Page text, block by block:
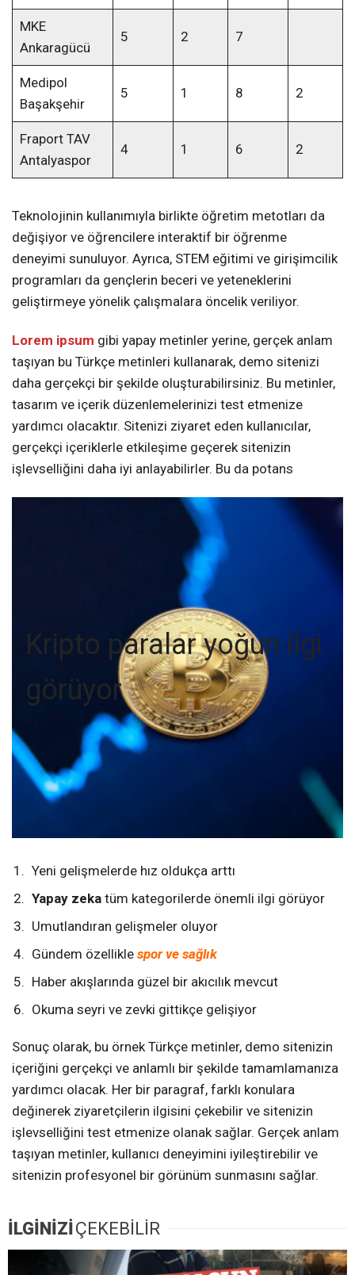
MKE
Ankaragücü
5 2 7
Medipol
Başakşehir
5 1 8 2
Fraport TAV
Antalyaspor
4 1 6 2
Teknolojinin kullanımıyla birlikte öğretim metotları da
değişiyor ve öğrencilere interaktif bir öğrenme
deneyimi sunuluyor. Ayrıca, STEM eğitimi ve girişimcilik
programları da gençlerin beceri ve yeteneklerini
geliştirmeye yönelik çalışmalara öncelik veriliyor.
Lorem ipsum gibi yapay metinler yerine, gerçek anlam
taşıyan bu Türkçe metinleri kullanarak, demo sitenizi
daha gerçekçi bir şekilde oluşturabilirsiniz. Bu metinler,
tasarım ve içerik düzenlemelerinizi test etmenize
yardımcı olacaktır. Sitenizi ziyaret eden kullanıcılar,
gerçekçi içeriklerle etkileşime geçerek sitenizin
işlevselliğini daha iyi anlayabilirler. Bu da potans
Kripto paralar yoğun ilgi
görüyor
Yeni gelişmelerde hız oldukça arttı
Yapay zeka tüm kategorilerde önemli ilgi görüyor
Umutlandıran gelişmeler oluyor
Gündem özellikle spor ve sağlık
Haber akışlarında güzel bir akıcılık mevcut
Okuma seyri ve zevki gittikçe gelişiyor
Sonuç olarak, bu örnek Türkçe metinler, demo sitenizin
içeriğini gerçekçi ve anlamlı bir şekilde tamamlamanıza
yardımcı olacak. Her bir paragraf, farklı konulara
değinerek ziyaretçilerin ilgisini çekebilir ve sitenizin
işlevselliğini test etmenize olanak sağlar. Gerçek anlam
taşıyan metinler, kullanıcı deneyimini iyileştirebilir ve
sitenizin profesyonel bir görünüm sunmasını sağlar.
İLGİNİZİ ÇEKEBİLİR